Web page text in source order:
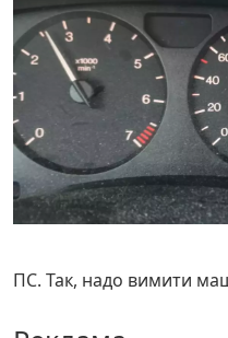
ПС. Так, надо вимити